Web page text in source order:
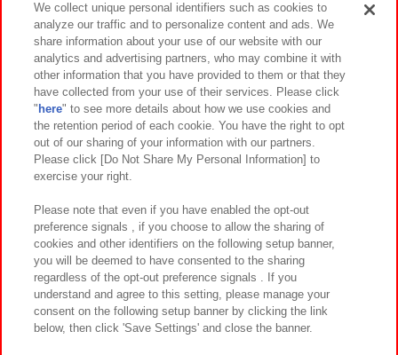
イベント・キャンペーン
関連会社 サステナビリティ サイトポリシー
プライバシーポリシー ウェブアクセシビリティ方針と検証結果
お取引先さまとともに
カスタマーハラスメント対応方針 よくあるご質問・お問い合わせ
©Bandai Namco Amusement Inc.
We collect unique personal identifiers such as cookies to
analyze our traffic and to personalize content and ads. We
share information about your use of our website with our
analytics and advertising partners, who may combine it with
other information that you have provided to them or that they
have collected from your use of their services. Please click
" here" to see more details about how we use cookies and
the retention period of each cookie. You have the right to opt
out of our sharing of your information with our partners.
Please click [Do Not Share My Personal Information] to
exercise your right.
Please note that even if you have enabled the opt-out
preference signals , if you choose to allow the sharing of
cookies and other identifiers on the following setup banner,
you will be deemed to have consented to the sharing
regardless of the opt-out preference signals . If you
understand and agree to this setting, please manage your
consent on the following setup banner by clicking the link
below, then click 'Save Settings' and close the banner.